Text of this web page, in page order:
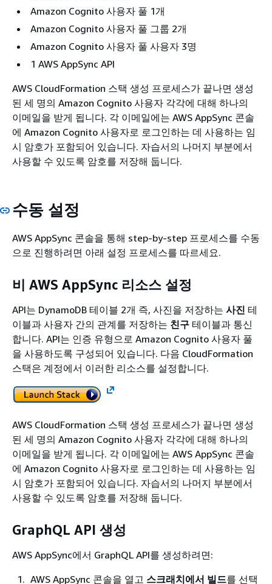
Amazon Cognito 사용자 풀 1개
Amazon Cognito 사용자 풀 그룹 2개
Amazon Cognito 사용자 풀 사용자 3명
1 AWS AppSync API
AWS CloudFormation 스택 생성 프로세스가 끝나면 생성
된 세 명의 Amazon Cognito 사용자 각각에 대해 하나의
이메일을 받게 됩니다. 각 이메일에는 AWS AppSync 콘솔
에 Amazon Cognito 사용자로 로그인하는 데 사용하는 임
시 암호가 포함되어 있습니다. 자습서의 나머지 부분에서
사용할 수 있도록 암호를 저장해 둡니다.
수동 설정
AWS AppSync 콘솔을 통해 step-by-step 프로세스를 수동
으로 진행하려면 아래 설정 프로세스를 따르세요.
비 AWS AppSync 리소스 설정
API는 DynamoDB 테이블 2개 즉, 사진을 저장하는 사진 테
이블과 사용자 간의 관계를 저장하는 친구 테이블과 통신
합니다. API는 인증 유형으로 Amazon Cognito 사용자 풀
을 사용하도록 구성되어 있습니다. 다음 CloudFormation
스택은 계정에서 이러한 리소스를 설정합니다.
AWS CloudFormation 스택 생성 프로세스가 끝나면 생성
된 세 명의 Amazon Cognito 사용자 각각에 대해 하나의
이메일을 받게 됩니다. 각 이메일에는 AWS AppSync 콘솔
에 Amazon Cognito 사용자로 로그인하는 데 사용하는 임
시 암호가 포함되어 있습니다. 자습서의 나머지 부분에서
사용할 수 있도록 암호를 저장해 둡니다.
GraphQL API 생성
AWS AppSync에서 GraphQL API를 생성하려면:
AWS AppSync 콘솔을 열고 스크래치에서 빌드를 선택